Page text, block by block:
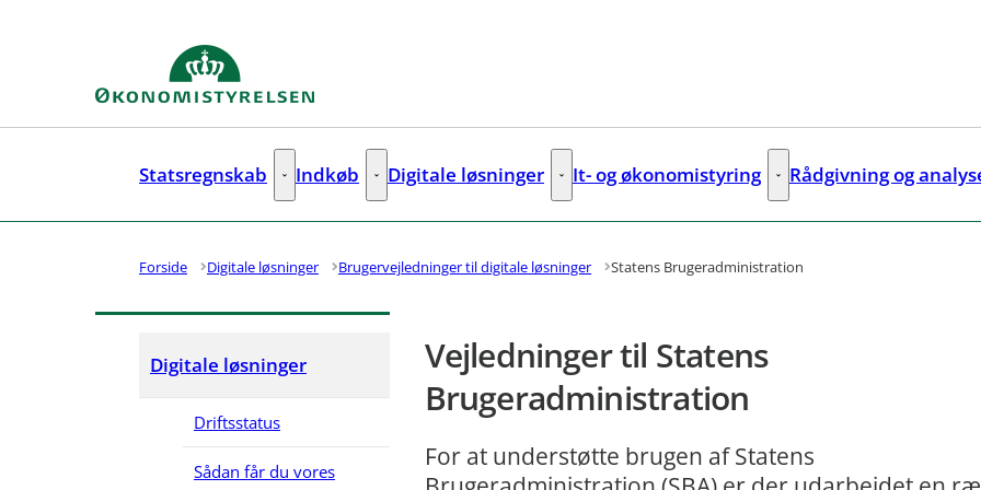
Statsregnskab Statsregnskab - Flere links
Indkøb Indkøb - Flere links
Digitale løsninger Digitale løsninger - Flere links
It- og økonomistyring It- og økonomistyring - Flere
Rådgivning og
Forside Digitale løsninger Brugervejledninger til digitale løsninger Statens Brugeradministration
Digitale løsninger
Driftsstatus
Sådan får du vores
Vejledninger til Statens
Brugeradministration
For at understøtte brugen af Statens